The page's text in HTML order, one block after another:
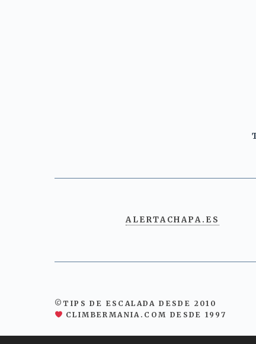
ALERTACHAPA.ES
©TIPS DE ESCALADA DESDE 2010
CLIMBERMANIA.COM DESDE 1997